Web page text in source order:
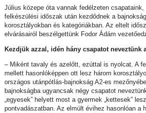
Július közepe óta vannak fedélzeten
felkészülési időszak után kezdődnek a
korosztályokban és kategóriákban. Az eltelt
elvárásairól beszélgettünk Fodor Ádám
Kezdjük azzal, idén hány csapatot neveztünk
– Miként tavaly és azelőtt, ezúttal is nyolcat. A
mellett hasonlóképpen ott lesz három
országos utánpótlás-bajnokság A2-es
bajnokságba ugyancsak négy csapatot
„egyesek” helyett most a gyermek „kettesek”
pontvadászatban. Az elmúlt évihez hasonlóan a